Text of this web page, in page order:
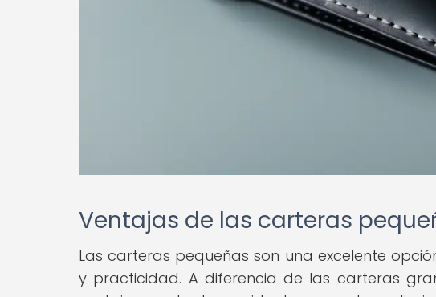
Ventajas de las carteras
Las carteras pequeñas son una excelente
y practicidad. A diferencia de las carteras